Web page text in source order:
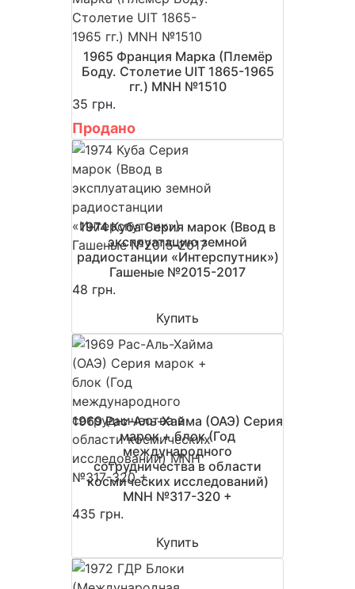
1965 Франция Марка (Племёр
Боду. Столетие UIT 1865-1965
гг.) MNH №1510
35 грн.
Продано
1974 Куба Серия марок (Ввод в
эксплуатацию земной
радиостанции «Интерспутник»)
Гашеные №2015-2017
48 грн.
Купить
1969 Рас-Аль-Хайма (ОАЭ) Серия
марок + блок (Год
международного
сотрудничества в области
космических исследований)
MNH №317-320 +
435 грн.
Купить